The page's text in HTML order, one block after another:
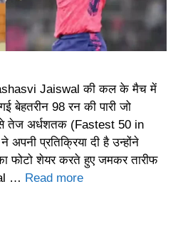
Jaiswal की कल के मैच में
98 रन की पारी जो
तेज अर्धशतक (Fastest 50 in
प्रतिक्रिया दी है उन्होंने
फोटो शेयर करते हुए जमकर तारीफ
… Read more